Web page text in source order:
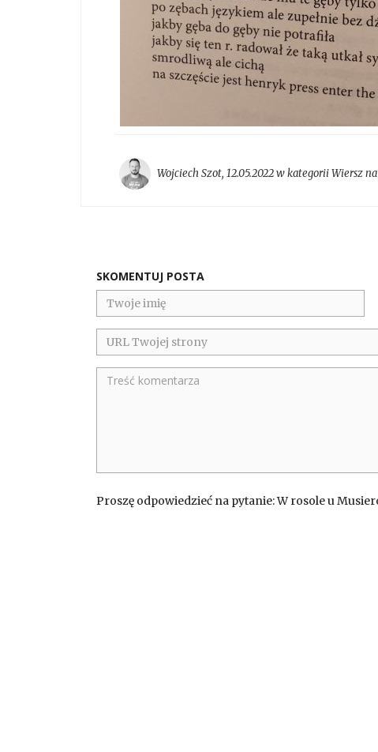
Wojciech Szot, 12.05.2022 w kategoriiWiersz
SKOMENTUJ POSTA
Proszę odpowiedzieć na pytanie: W rosole u